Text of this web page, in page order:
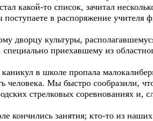
какой-то список, зачитал
в распоряжение учителя
дворцу культуры,
приехавшему из
в школе пропала
Мы быстро сообразили,
стрелковых соревнованиях и,
кончились занятия; кто-то из